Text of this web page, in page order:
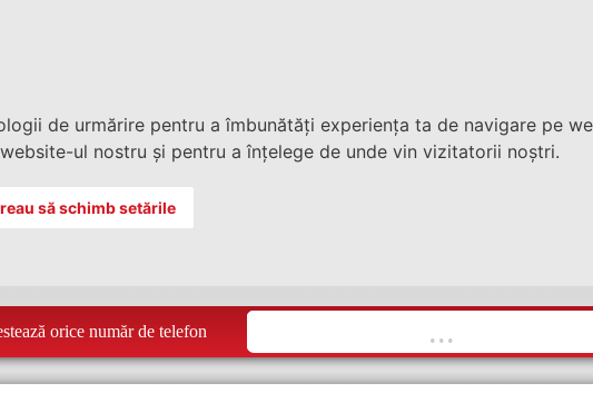
de urmărire pentru a îmbunătăți experiența ta de navigare pe
ul nostru și pentru a înțelege de unde vin vizitatorii noștri.
să schimb setările
orice număr de telefon